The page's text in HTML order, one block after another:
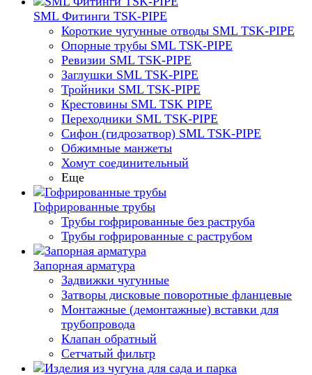
SML Фитинги TSK-PIPE
Короткие чугунные отводы SML TSK-PIPE
Опорные трубы SML TSK-PIPE
Ревизии SML TSK-PIPE
Заглушки SML TSK-PIPE
Тройники SML TSK-PIPE
Крестовины SML TSK PIPE
Переходники SML TSK-PIPE
Сифон (гидрозатвор) SML TSK-PIPE
Обжимные манжеты
Хомут соединительный
Еще
Гофрированные трубы
Трубы гофрированные без раструба
Трубы гофрированные с раструбом
Запорная арматура
Задвижки чугунные
Затворы дисковые поворотные фланцевые
Монтажные (демонтажные) вставки для
трубопровода
Клапан обратный
Сетчатый фильтр